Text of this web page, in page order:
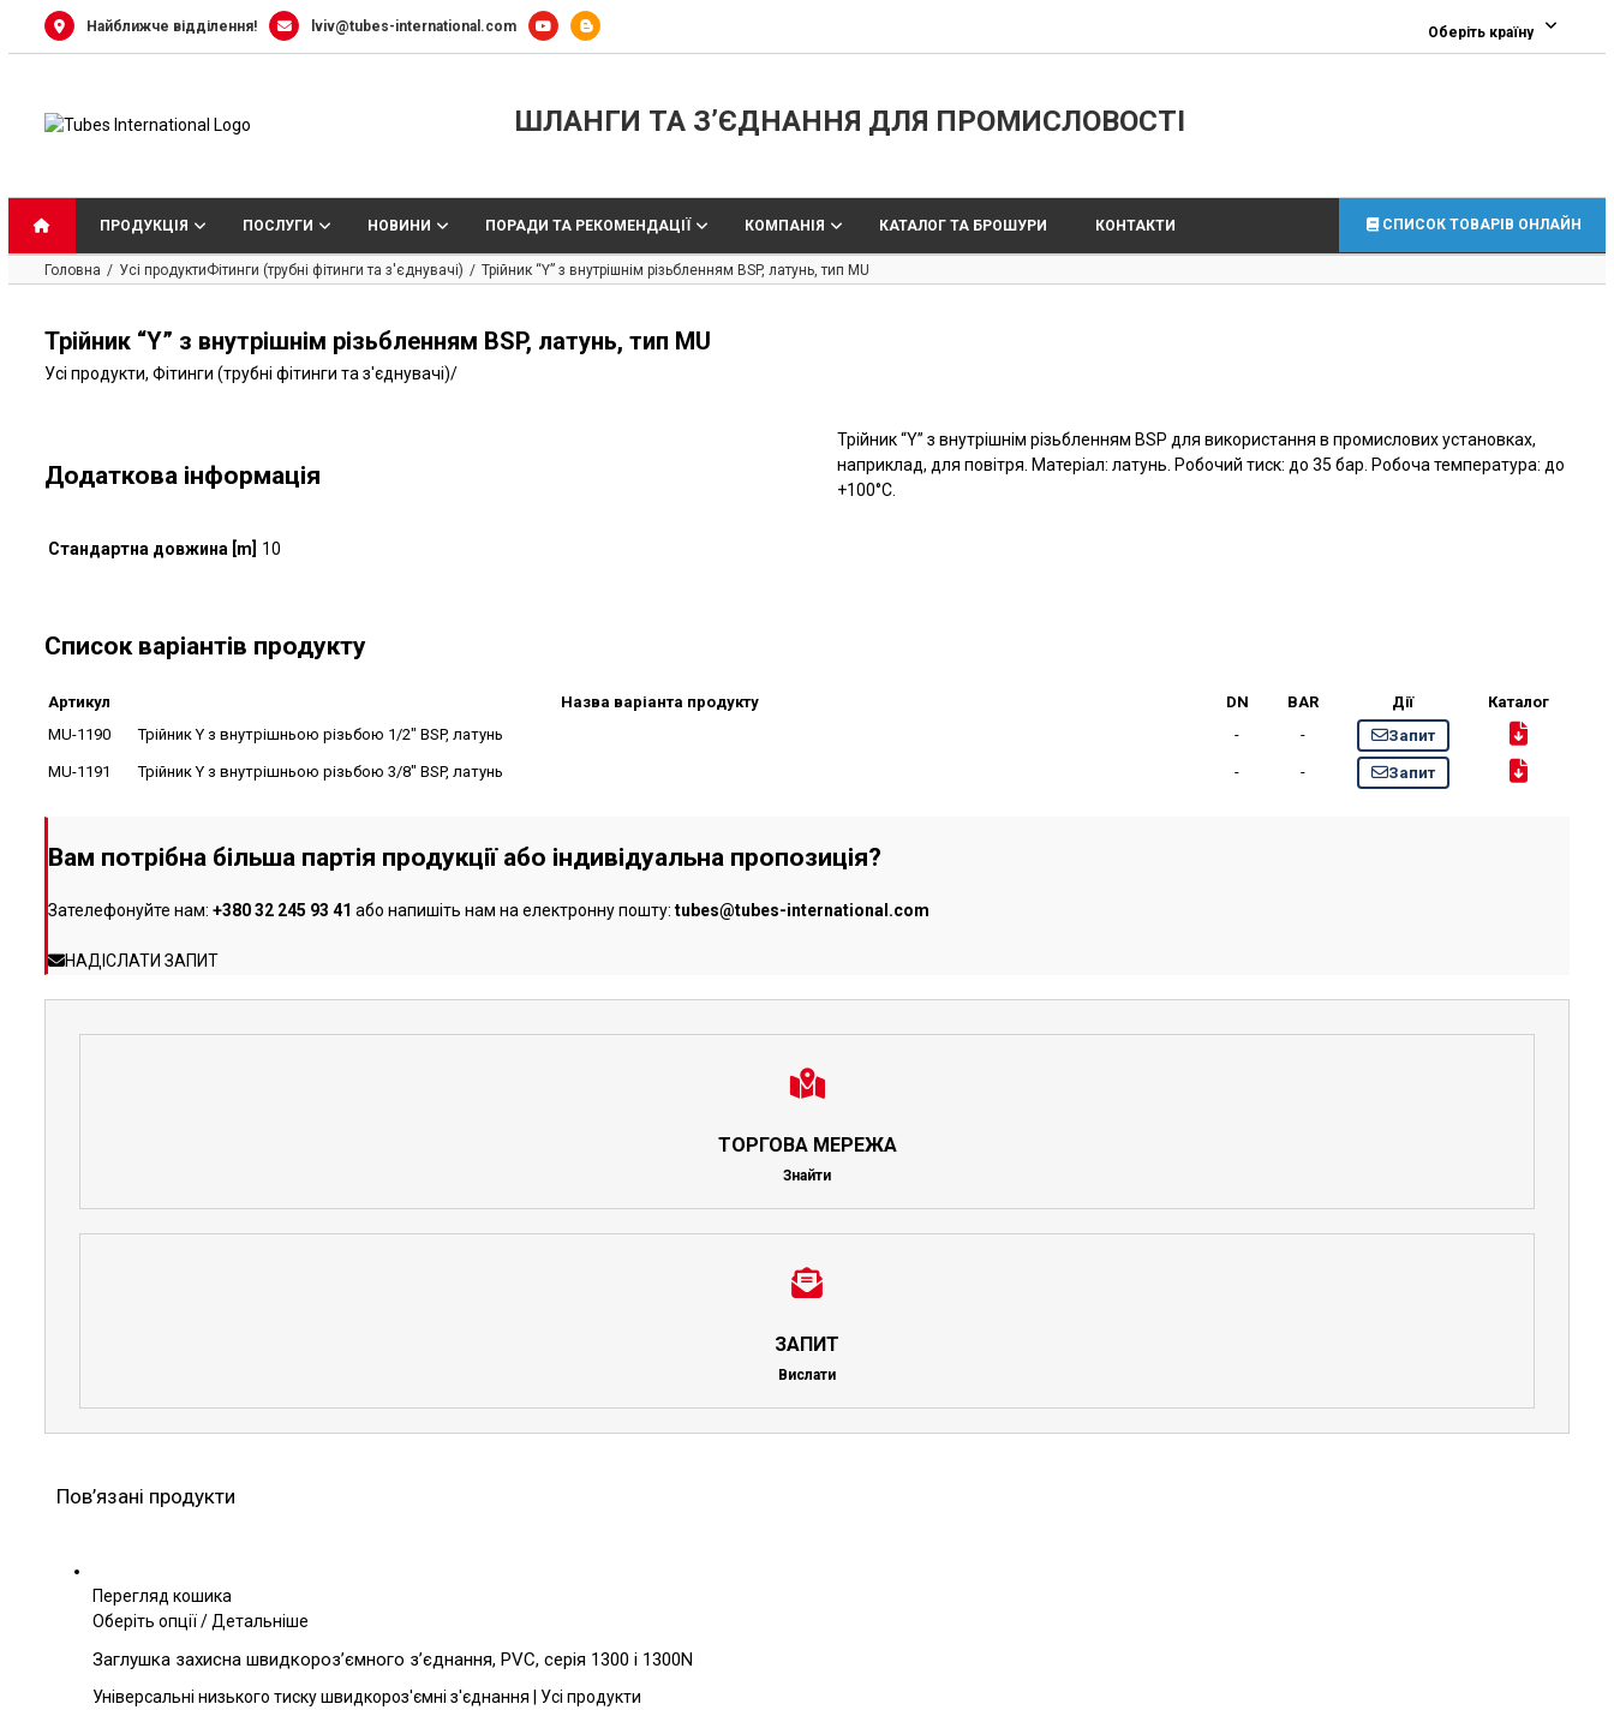
Найближче відділення! lviv@tubes-international.com Оберіть країну
ШЛАНГИ ТА З’ЄДНАННЯ ДЛЯ ПРОМИСЛОВОСТІ
ПРОДУКЦІЯ ПОСЛУГИ НОВИНИ ПОРАДИ ТА РЕКОМЕНДАЦІЇ КОМПАНІЯ КАТАЛОГ ТА БРОШУРИ КОНТАКТИ СПИСОК ТОВАРІВ ОНЛАЙН
Головна Усі продуктиФітинги (трубні фітинги та з'єднувачі) Трійник “Y” з внутрішнім різьбленням BSP, латунь, тип MU
Трійник “Y” з внутрішнім різьбленням BSP, латунь, тип MU
Усі продукти, Фітинги (трубні фітинги та з'єднувачі)/
Додаткова інформація
Стандартна довжина [m] 10
Трійник “Y” з внутрішнім різьбленням BSP для використання в промислових установках,
наприклад, для повітря. Матеріал: латунь. Робочий тиск: до 35 бар. Робоча температура: до
+100°C.
Список варіантів продукту
Артикул Назва варіанта продукту DN BAR Дії
Каталог
MU-1190
Трійник Y з внутрішньою різьбою 1/2" BSP, латунь - -
Запит
MU-1191
Трійник Y з внутрішньою різьбою 3/8" BSP, латунь - - Запит
Вам потрібна більша партія продукції або індивідуальна пропозиція?
Зателефонуйте нам: +380 32 245 93 41 або напишіть нам на електронну пошту: tubes@tubes-international.com
НАДІСЛАТИ ЗАПИТ
ТОРГОВА МЕРЕЖА
Знайти
ЗАПИТ
Вислати
Пов’язані продукти
Перегляд кошика
Оберіть опції Цей
має
кілька
/Детальніше
Заглушка захисна швидкороз’ємного з’єднання, PVC, серія 1300 і 1300N
Універсальні низького тиску швидкороз'ємні з'єднання | Усі продукти